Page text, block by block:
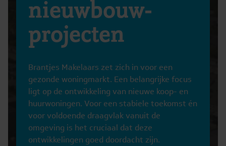
nieuwbouw-
projecten
Brantjes Makelaars zet zich in voor een
gezonde woningmarkt. Een belangrijke focus
ligt op de ontwikkeling van nieuwe koop- en
huurwoningen. Voor een stabiele toekomst én
voor voldoende draagvlak vanuit de
omgeving is het cruciaal dat deze
ontwikkelingen goed doordacht zijn.